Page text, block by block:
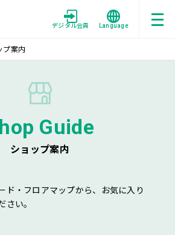
デジタル会員 Language
プ案内
Guide
ショップ案内
ド・フロアマップから、お気に入り
さい。